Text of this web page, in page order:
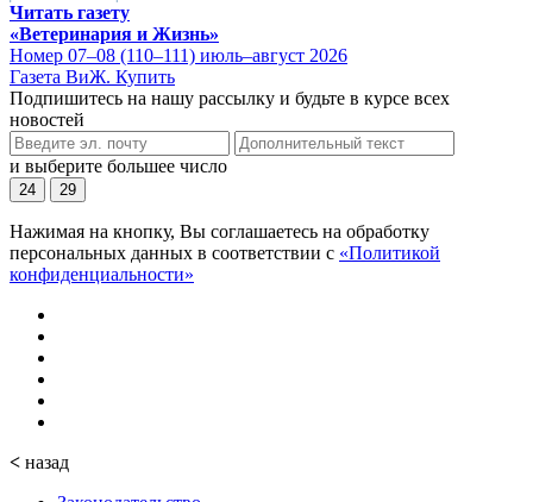
Читать газету
«Ветеринария и Жизнь»
Номер 07–08 (110–111) июль–август 2026
Газета ВиЖ. Купить
Подпишитесь на нашу рассылку и будьте в курсе всех
новостей
и выберите большее число
24 29
Нажимая на кнопку, Вы соглашаетесь на обработку
персональных данных в соответствии с «Политикой
конфиденциальности»
< назад